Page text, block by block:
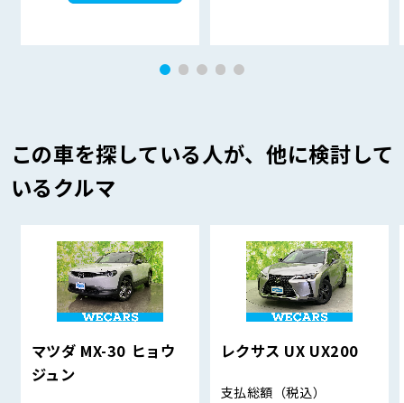
この車を探している人が、他に検討して
いるクルマ
マツダ MX-30 ヒョウ
ジュン
レクサス UX UX200
支払総額 （税込）